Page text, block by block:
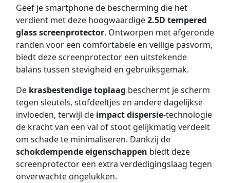
Geef je smartphone de bescherming die het
verdient met deze hoogwaardige2.5D tempered
glass screenprotector. Ontworpen met afgeronde
randen voor een comfortabele en veilige pasvorm,
biedt deze screenprotector een uitstekende
balans tussen stevigheid en gebruiksgemak.
De krasbestendige toplaag beschermt je scherm
tegen sleutels, stofdeeltjes en andere dagelijkse
invloeden, terwijl de impact dispersie-technologie
de kracht van een val of stoot gelijkmatig verdeelt
om schade te minimaliseren. Dankzij de
schokdempende eigenschappen biedt deze
screenprotector een extra verdedigingslaag tegen
onverwachte ongelukken.